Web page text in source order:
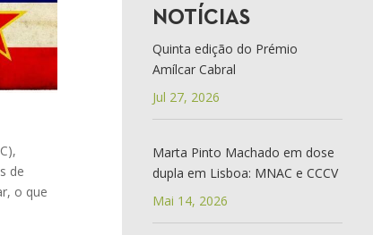
de
o que
NOTÍCIAS
Quinta edição do Prémio
Amílcar Cabral
Jul 27, 2026
Marta Pinto Machado em dose
dupla em Lisboa: MNAC e CCCV
Mai 14, 2026